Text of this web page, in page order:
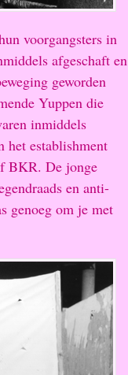
voorgangsters in
afgeschaft en
geworden
Yuppen die
inmiddels
het establishment
BKR. De jonge
en anti-
genoeg om je met